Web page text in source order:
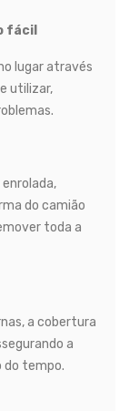
fácil
lugar através
utilizar,
do camião
toda a
a cobertura
a
do tempo.